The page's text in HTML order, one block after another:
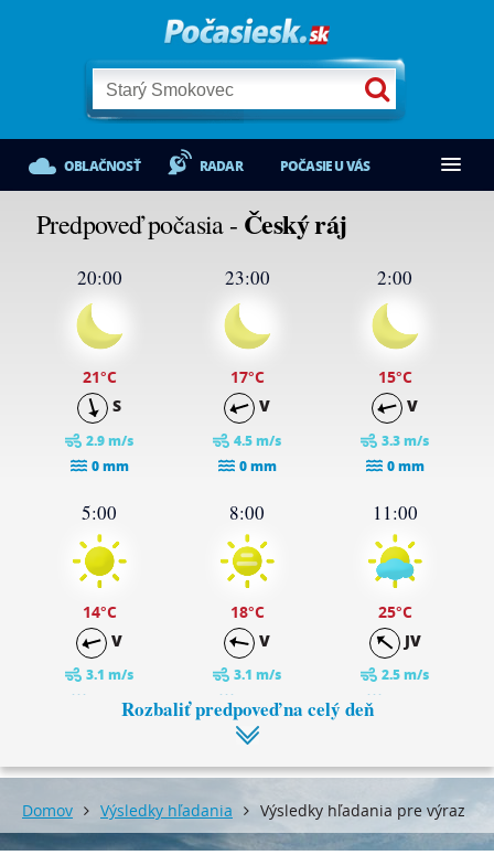
OBLAČNOSŤ RADAR POČASIE U VÁS
Predpoveď počasia - Český ráj
20:00
21°C
S
2.9 m/s
0 mm
23:00
17°C
V
4.5 m/s
0 mm
2:00
15°C
V
3.3 m/s
0 mm
5:00
14°C
V
3.1 m/s
0 mm
8:00
18°C
V
3.1 m/s
0 mm
11:00
25°C
JV
2.5 m/s
29°C 29°C
Rozbaliť predpoveď na celý deň
Domov Výsledky hľadania Výsledky hľadania pre výraz
'Starý Smokovec'